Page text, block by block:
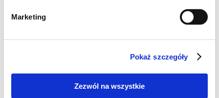
Marketing
Pokaż szczegóły
Zezwól na wszystkie
minut w 180 stopniach, w zależności od
wciąż pozostały nieco jędrne. Jeśli zapiekasz
szparagi w piekarniku, możesz „główki”
szparagów przykryć paskiem papieru do